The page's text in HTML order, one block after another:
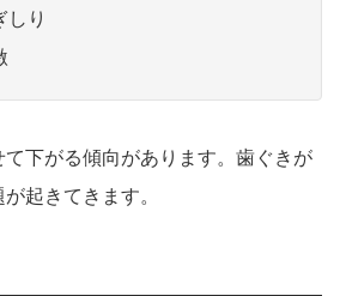
しり
下がる傾向があります。歯ぐきが
起きてきます。